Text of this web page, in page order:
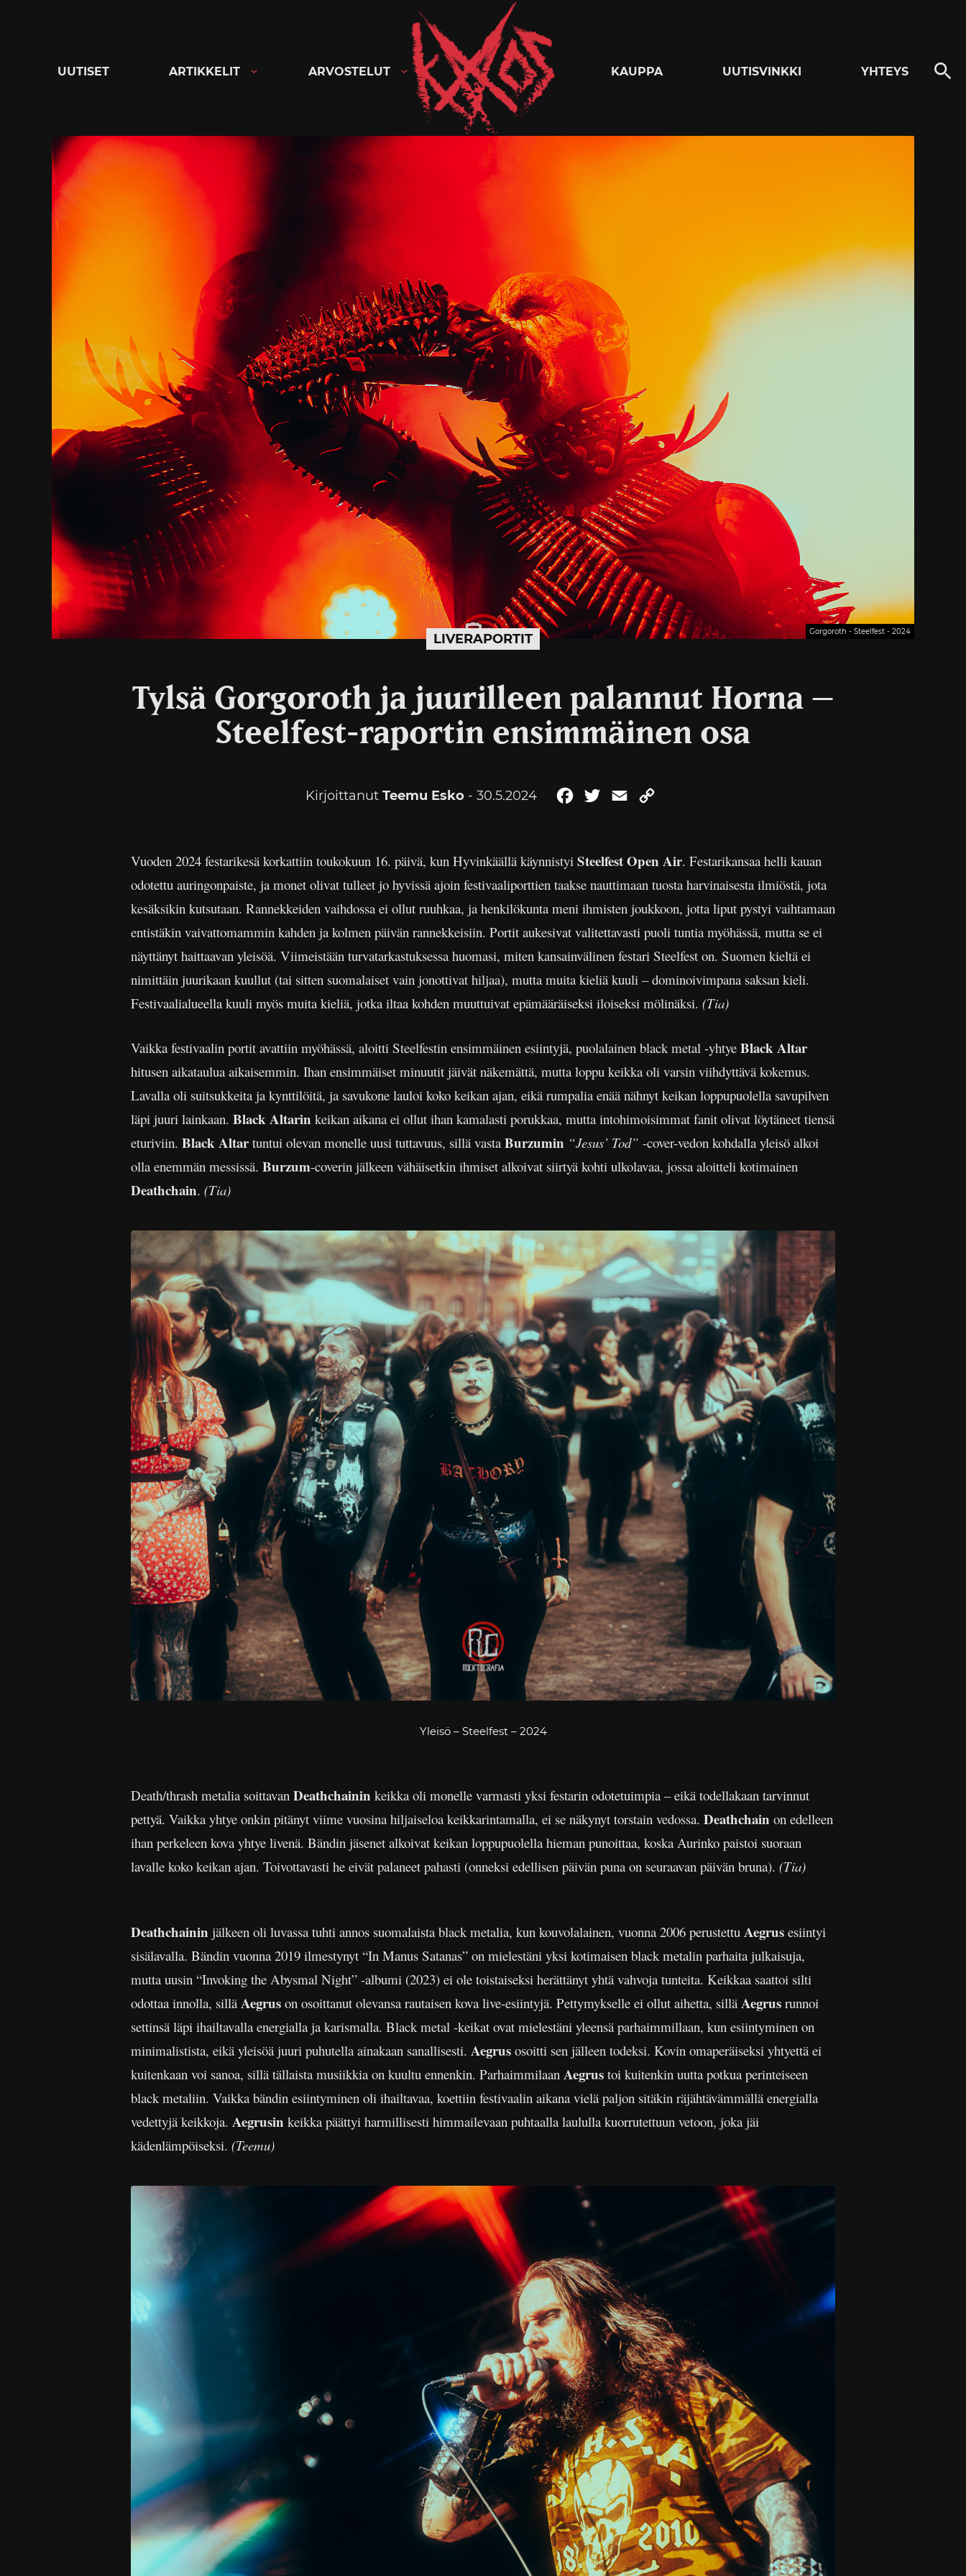
Kaaoszine
UUTISET ARTIKKELIT ARVOSTELUT KAUPPA UUTISVINKKI YHTEYS
LIVERAPORTIT Gorgoroth - Steelfest - 2024
Tylsä Gorgoroth ja juurilleen palannut Horna –
Steelfest-raportin ensimmäinen osa
Kirjoittanut Teemu Esko - 30.5.2024 FacebookTwitterEmail
Vuoden 2024 festarikesä korkattiin toukokuun 16. päivä, kun Hyvinkäällä käynnistyi Steelfest Open Air. Festarikansaa helli kauan
odotettu auringonpaiste, ja monet olivat tulleet jo hyvissä ajoin festivaaliporttien taakse nauttimaan tuosta harvinaisesta ilmiöstä, jota
kesäksikin kutsutaan. Rannekkeiden vaihdossa ei ollut ruuhkaa, ja henkilökunta meni ihmisten joukkoon, jotta liput pystyi vaihtamaan
entistäkin vaivattomammin kahden ja kolmen päivän rannekkeisiin. Portit aukesivat valitettavasti puoli tuntia myöhässä, mutta se ei
näyttänyt haittaavan yleisöä. Viimeistään turvatarkastuksessa huomasi, miten kansainvälinen festari Steelfest on. Suomen kieltä ei
nimittäin juurikaan kuullut (tai sitten suomalaiset vain jonottivat hiljaa), mutta muita kieliä kuuli – dominoivimpana saksan kieli.
Festivaalialueella kuuli myös muita kieliä, jotka iltaa kohden muuttuivat epämääräiseksi iloiseksi mölinäksi. (Tia)
Vaikka festivaalin portit avattiin myöhässä, aloitti Steelfestin ensimmäinen esiintyjä, puolalainen black metal -yhtye Black Altar
hitusen aikataulua aikaisemmin. Ihan ensimmäiset minuutit jäivät näkemättä, mutta loppu keikka oli varsin viihdyttävä kokemus.
Lavalla oli suitsukkeita ja kynttilöitä, ja savukone lauloi koko keikan ajan, eikä rumpalia enää nähnyt keikan loppupuolella savupilven
läpi juuri lainkaan. Black Altarin keikan aikana ei ollut ihan kamalasti porukkaa, mutta intohimoisimmat fanit olivat löytäneet tiensä
eturiviin. Black Altar tuntui olevan monelle uusi tuttavuus, sillä vastaBurzumin “Jesus’ Tod” -cover-vedon kohdalla yleisö alkoi
olla enemmän messissä. Burzum-coverin jälkeen vähäisetkin ihmiset alkoivat siirtyä kohti ulkolavaa, jossa aloitteli kotimainen
Deathchain. (Tia)
Yleisö – Steelfest – 2024
Death/thrash metalia soittavan Deathchainin keikka oli monelle varmasti yksi festarin odotetuimpia – eikä todellakaan tarvinnut
pettyä. Vaikka yhtye onkin pitänyt viime vuosina hiljaiseloa keikkarintamalla, ei se näkynyt torstain vedossa. Deathchain on edelleen
ihan perkeleen kova yhtye livenä. Bändin jäsenet alkoivat keikan loppupuolella hieman punoittaa, koska Aurinko paistoi suoraan
lavalle koko keikan ajan. Toivottavasti he eivät palaneet pahasti (onneksi edellisen päivän puna on seuraavan päivän bruna). (Tia)
Deathchainin jälkeen oli luvassa tuhti annos suomalaista black metalia, kun kouvolalainen, vuonna 2006 perustettu Aegrus esiintyi
sisälavalla. Bändin vuonna 2019 ilmestynyt “In Manus Satanas” on mielestäni yksi kotimaisen black metalin parhaita julkaisuja,
mutta uusin “Invoking the Abysmal Night” -albumi (2023) ei ole toistaiseksi herättänyt yhtä vahvoja tunteita. Keikkaa saattoi silti
odottaa innolla, silläAegrus on osoittanut olevansa rautaisen kova live-esiintyjä. Pettymykselle ei ollut aihetta, silläAegrus runnoi
settinsä läpi ihailtavalla energialla ja karismalla. Black metal -keikat ovat mielestäni yleensä parhaimmillaan, kun esiintyminen on
minimalistista, eikä yleisöä juuri puhutella ainakaan sanallisesti. Aegrus osoitti sen jälleen todeksi. Kovin omaperäiseksi yhtyettä ei
kuitenkaan voi sanoa, sillä tällaista musiikkia on kuultu ennenkin. Parhaimmilaan Aegrus toi kuitenkin uutta potkua perinteiseen
black metaliin. Vaikka bändin esiintyminen oli ihailtavaa, koettiin festivaalin aikana vielä paljon sitäkin räjähtävämmällä energialla
vedettyjä keikkoja. Aegrusin keikka päättyi harmillisesti himmailevaan puhtaalla laululla kuorrutettuun vetoon, joka jäi
kädenlämpöiseksi. (Teemu)